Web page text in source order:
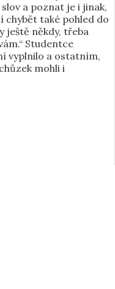
a poznat je i jinak,
chybět také pohled do
ještě někdy, třeba
Studentce
vyplnilo a ostatním,
mohli i